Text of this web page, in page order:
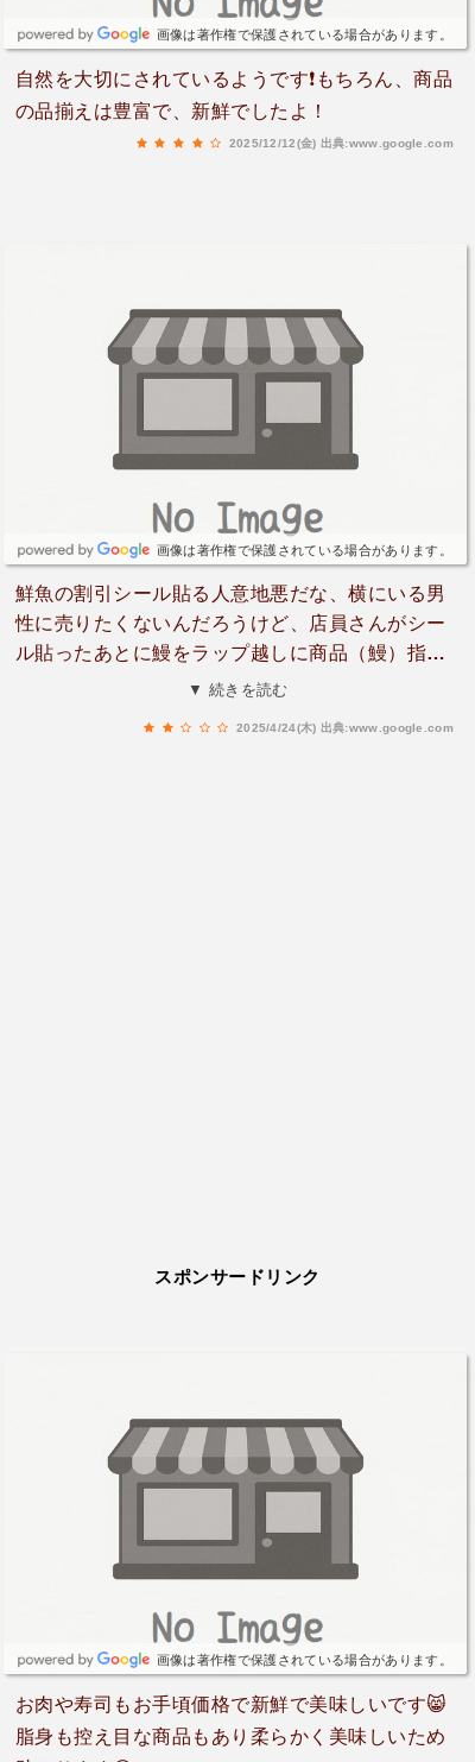
画像は著作権で保護されている場合があります。
自然を大切にされているようです❗もちろん、商品
の品揃えは豊富で、新鮮でしたよ！
2025/12/12(金) 出典:www.google.com
画像は著作権で保護されている場合があります。
鮮魚の割引シール貼る人意地悪だな、横にいる男
性に売りたくないんだろうけど、店員さんがシー
ル貼ったあとに鰻をラップ越しに商品（鰻）指で
ブヨブヨ押してたけど（笑）客が目の前で商品ラ
▼ 続きを読む
2025/4/24(木) 出典:www.google.com
スポンサードリンク
画像は著作権で保護されている場合があります。
お肉や寿司もお手頃価格で新鮮で美味しいです😸
脂身も控え目な商品もあり柔らかく美味しいため